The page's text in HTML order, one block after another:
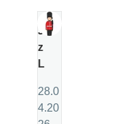
J
z
L
28.0
4.20